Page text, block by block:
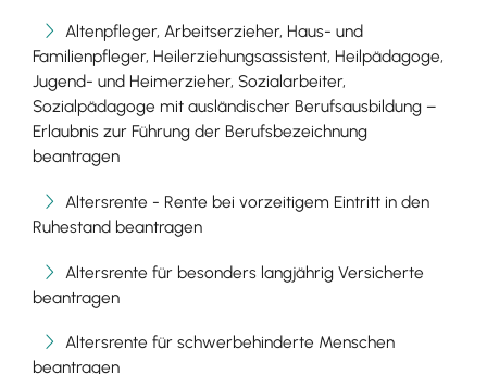
Altenpfleger, Arbeitserzieher, Haus- und
Familienpfleger, Heilerziehungsassistent, Heilpädagoge,
Jugend- und Heimerzieher, Sozialarbeiter,
Sozialpädagoge mit ausländischer Berufsausbildung –
Erlaubnis zur Führung der Berufsbezeichnung
beantragen
Altersrente - Rente bei vorzeitigem Eintritt in den
Ruhestand beantragen
Altersrente für besonders langjährig Versicherte
beantragen
Altersrente für schwerbehinderte Menschen
beantragen